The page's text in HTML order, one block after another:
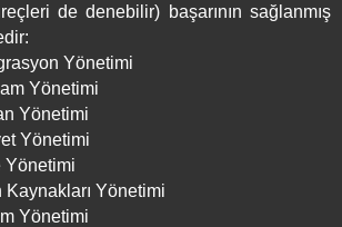
de denebilir) başarının sağlanmış
Yönetimi
Yönetimi
Yönetimi
Yönetimi
Yönetimi
Kaynakları Yönetimi
Yönetimi